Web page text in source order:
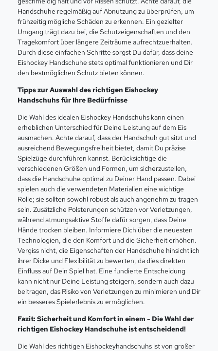
Handschuhe regelmäßig auf Abnutzung zu überprüfen, um
frühzeitig mögliche Schäden zu erkennen. Ein gezielter
Umgang trägt dazu bei, die Schutzeigenschaften und den
Tragekomfort über längere Zeiträume aufrechtzuerhalten.
Durch diese einfachen Schritte sorgst Du dafür, dass deine
Eishockey Handschuhe stets optimal funktionieren und Dir
den bestmöglichen Schutz bieten können.
Tipps zur Auswahl des richtigen Eishockey
Handschuhs für Ihre Bedürfnisse
Die Wahl des idealen Eishockey Handschuhs kann einen
erheblichen Unterschied für Deine Leistung auf dem Eis
ausmachen. Achte darauf, dass der Handschuh gut sitzt und
ausreichend Bewegungsfreiheit bietet, damit Du präzise
Spielzüge durchführen kannst. Berücksichtige die
verschiedenen Größen und Formen, um sicherzustellen,
dass die Handschuhe optimal zu Deiner Hand passen. Dabei
spielen auch die verwendeten Materialien eine wichtige
Rolle; sie sollten sowohl robust als auch angenehm zu tragen
sein. Zusätzliche Polsterungen schützen vor Verletzungen,
während atmungsaktive Stoffe dafür sorgen, dass Deine
Hände trocken bleiben. Informiere Dich über die neuesten
Technologien, die den Komfort und die Sicherheit erhöhen.
Vergiss nicht, die Eigenschaften der Handschuhe hinsichtlich
ihrer Dicke und Flexibilität zu bewerten, da dies direkten
Einfluss auf Dein Spiel hat. Eine fundierte Entscheidung
kann nicht nur Deine Leistung steigern, sondern auch dazu
beitragen, das Risiko von Verletzungen zu minimieren und Dir
ein besseres Spielerlebnis zu ermöglichen.
Fazit: Sicherheit und Komfort in einem - Die Wahl der
richtigen Eishockey Handschuhe ist entscheidend!
Die Wahl des richtigen Eishockeyhandschuhs ist von großer